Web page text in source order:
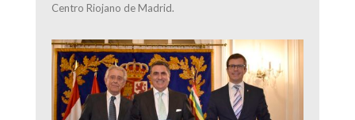
Centro Riojano de Madrid.